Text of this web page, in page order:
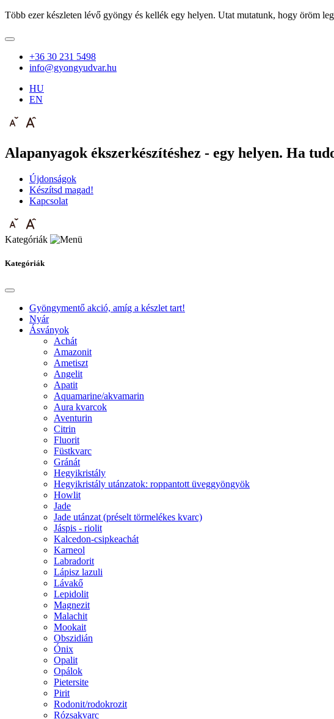
Több ezer készleten lévő gyöngy és kellék egy helyen. Utat mutatunk, hogy öröm
+36 30 231 5498
info@gyongyudvar.hu
HU
EN
Alapanyagok ékszerkészítéshez - egy helyen. Ha
Újdonságok
Készítsd magad!
Kapcsolat
Kategóriák
Kategóriák
Gyöngymentő akció, amíg a készlet tart!
Nyár
Ásványok
Achát
Amazonit
Ametiszt
Angelit
Apatit
Aquamarine/akvamarin
Aura kvarcok
Aventurin
Citrin
Fluorit
Füstkvarc
Gránát
Hegyikristály
Hegyikristály utánzatok: roppantott üveggyöngyök
Howlit
Jade
Jade utánzat (préselt törmelékes kvarc)
Jáspis - riolit
Kalcedon-csipkeachát
Karneol
Labradorit
Lápisz lazuli
Lávakő
Lepidolit
Magnezit
Malachit
Mookait
Obszidián
Ónix
Opalit
Opálok
Pietersite
Pirit
Rodonit/rodokrozit
Rózsakvarc